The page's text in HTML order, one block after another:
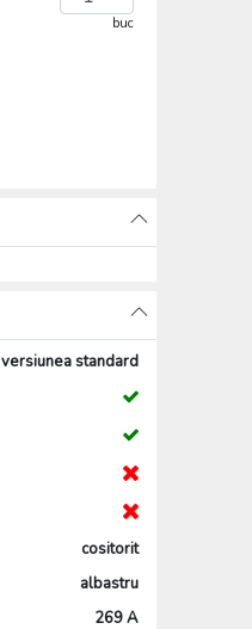
buc
versiunea standard
cositorit
albastru
269 A